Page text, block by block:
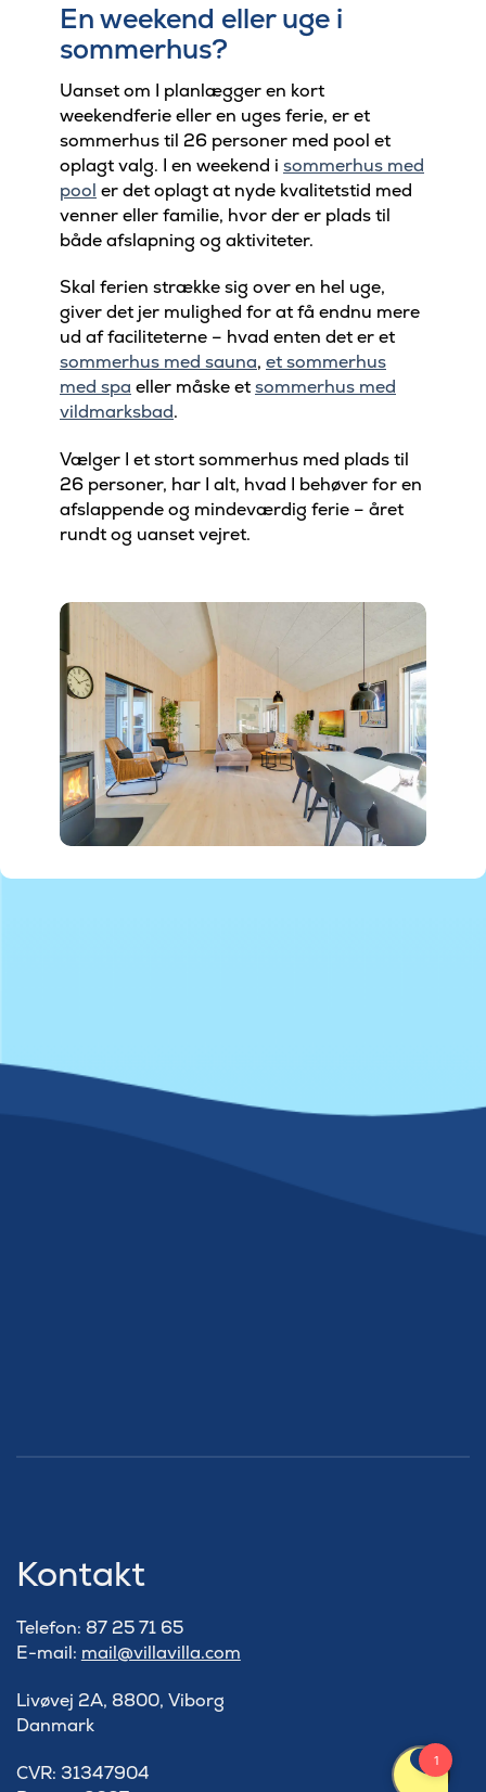
En weekend eller uge i
sommerhus?
Uanset om I planlægger en kort
weekendferie eller en uges ferie, er et
sommerhus til 26 personer med pool et
oplagt valg. I en weekend i sommerhus med
pool er det oplagt at nyde kvalitetstid med
venner eller familie, hvor der er plads til
både afslapning og aktiviteter.
Skal ferien strække sig over en hel uge,
giver det jer mulighed for at få endnu mere
ud af faciliteterne – hvad enten det er et
sommerhus med sauna, et sommerhus
med spa eller måske etsommerhus med
vildmarksbad.
Vælger I et stort sommerhus med plads til
26 personer, har I alt, hvad I behøver for en
afslappende og mindeværdig ferie – året
rundt og uanset vejret.
Kontakt
Telefon: 87 25 71 65
E-mail: mail@villavilla.com
Livøvej 2A, 8800, Viborg
Danmark
​CVR: 31347904